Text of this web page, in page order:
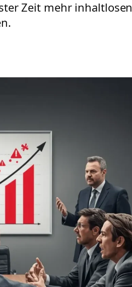
Zeit mehr inhaltlosen